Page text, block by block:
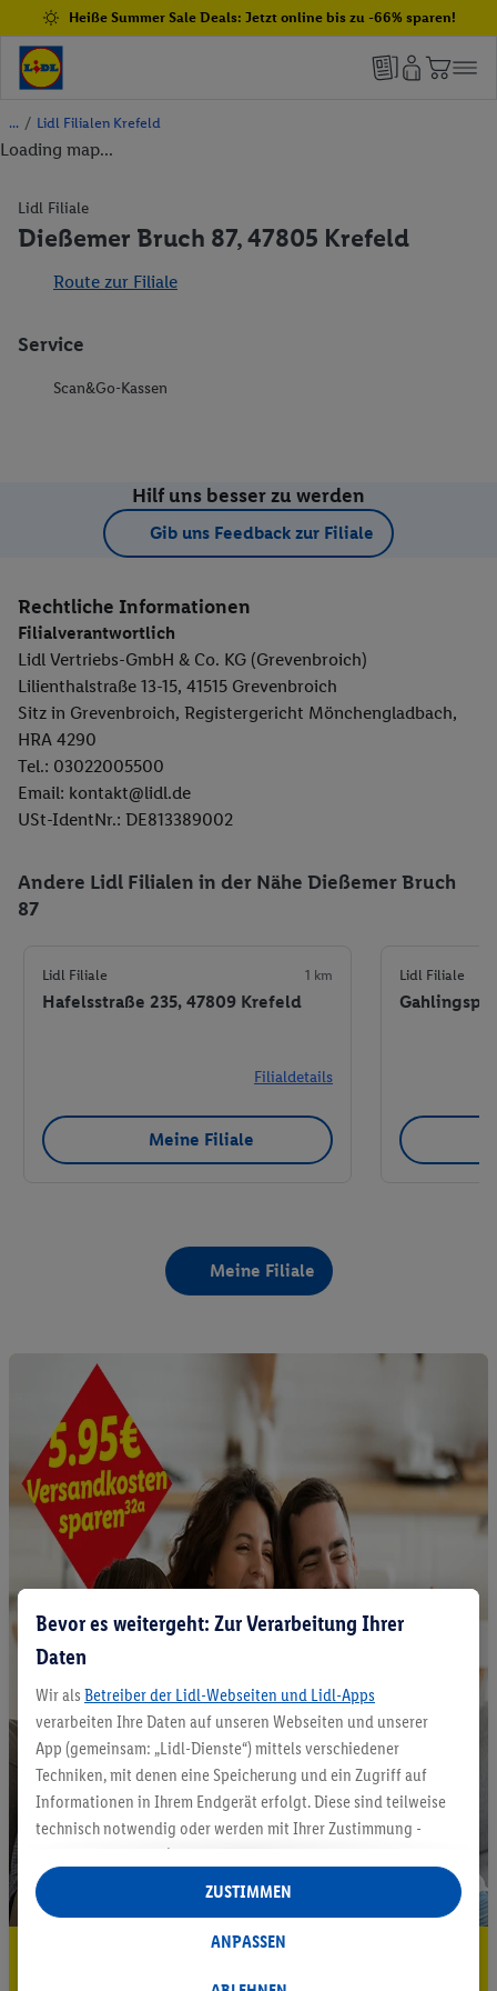
Heiße Summer Sale Deals: Jetzt online bis zu -66% sparen!
/ Lidl Filialen Krefeld
Loading map...
Lidl Filiale
Dießemer Bruch 87, 47805 Krefeld
Route zur Filiale
Service
Scan&Go-Kassen
Hilf uns besser zu werden
Gib uns Feedback zur Filiale
Rechtliche Informationen
Filialverantwortlich
Lidl Vertriebs-GmbH & Co. KG (Grevenbroich)
Lilienthalstraße 13-15, 41515 Grevenbroich
Sitz in Grevenbroich, Registergericht Mönchengladbach,
HRA 4290
Tel.: 03022005500
Email: kontakt@lidl.de
USt-IdentNr.: DE813389002
Andere Lidl Filialen in der Nähe Dießemer Bruch
87
Lidl Filiale 1 km
Hafelsstraße 235, 47809 Krefeld
Filialdetails
Meine Filiale
Lidl Filiale
Meine Filiale
Bevor es weitergeht: Zur Verarbeitung Ihrer
Daten
Wir als Betreiber der Lidl-Webseiten und Lidl-Apps
verarbeiten Ihre Daten auf unseren Webseiten und unserer
App (gemeinsam: „Lidl-Dienste“) mittels verschiedener
Techniken, mit denen eine Speicherung und ein Zugriff auf
Informationen in Ihrem Endgerät erfolgt. Diese sind teilweise
technisch notwendig oder werden mit Ihrer Zustimmung -
auch durch Partner (u.a.
Verantwortliche; im Zusammenhang mit dem IAB TCF
insgesamt
Statistik-Erstellung oder für personalisierte Werbung
ANPASSEN
ZUSTIMMEN